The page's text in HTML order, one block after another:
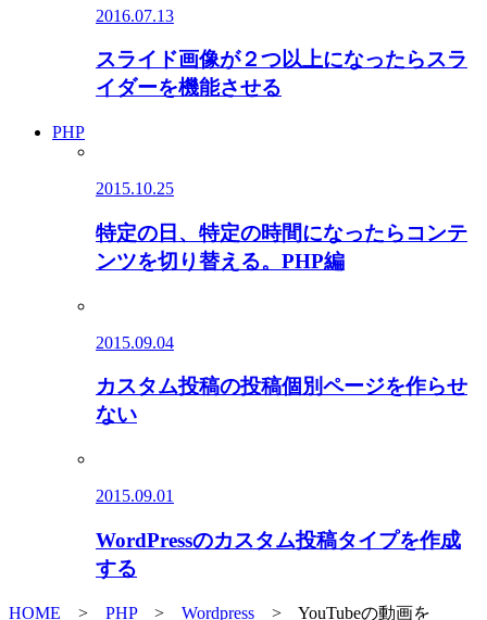
2016.07.13
スライド画像が２つ以上になったらスラ
イダーを機能させる
PHP
2015.10.25
特定の日、特定の時間になったらコンテ
ンツを切り替える。PHP編
2015.09.04
カスタム投稿の投稿個別ページを作らせ
ない
2015.09.01
WordPressのカスタム投稿タイプを作成
する
HOME > PHP> Wordpress > YouTubeの動画を